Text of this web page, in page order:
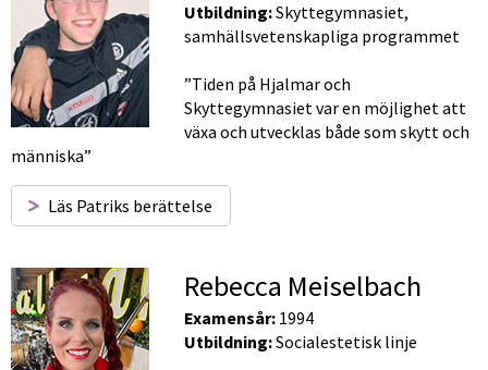
Utbildning: Skyttegymnasiet,
samhällsvetenskapliga programmet
”Tiden på Hjalmar och
Skyttegymnasiet var en möjlighet att
växa och utvecklas både som skytt och
människa”
Läs Patriks berättelse
Rebecca Meiselbach
Examensår: 1994
Utbildning: Socialestetisk linje